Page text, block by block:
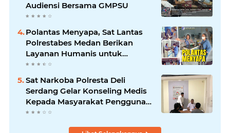
Audiensi Bersama GMPSU
Polantas Menyapa, Sat Lantas
Polrestabes Medan Berikan
Layanan Humanis untuk
Pendaftaran Pemohon SIM
Sat Narkoba Polresta Deli
Serdang Gelar Konseling Medis
Kepada Masyarakat Pengguna
Narkotika di Posko Kampung